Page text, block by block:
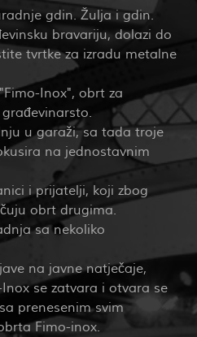
gdin. Žulja i gdin.
bravariju, dolazi do
tvrtke za izradu metalne
Inox", obrt za
u garaži, sa tada troje
na jednostavnim
i prijatelji, koji zbog
obrt drugima.
sa nekoliko
na javne natječaje,
se zatvara i otvara se
prenesenim svim
Fimo-inox.